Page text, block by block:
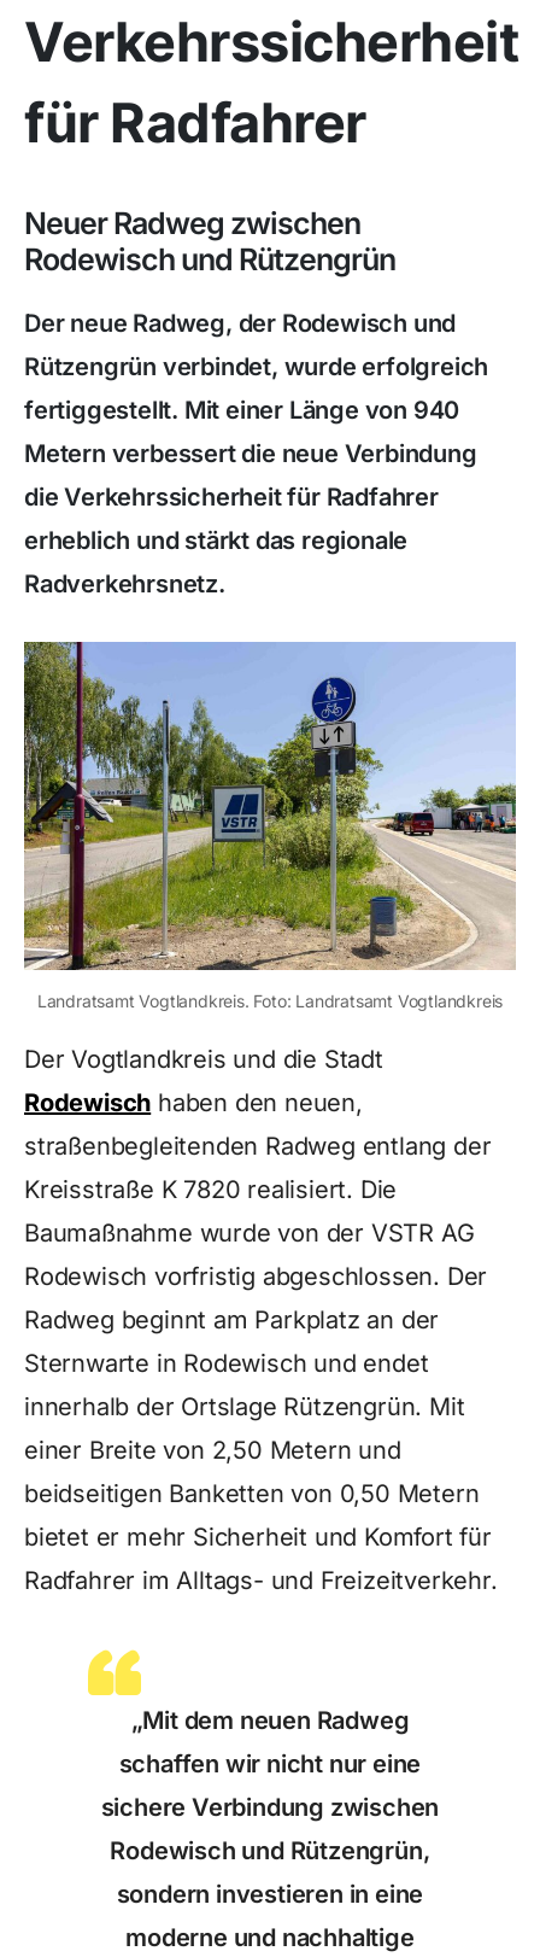
Verkehrssicherheit
für Radfahrer
Neuer Radweg zwischen
Rodewisch und Rützengrün
Der neue Radweg, der Rodewisch und
Rützengrün verbindet, wurde erfolgreich
fertiggestellt. Mit einer Länge von 940
Metern verbessert die neue Verbindung
die Verkehrssicherheit für Radfahrer
erheblich und stärkt das regionale
Radverkehrsnetz.
Landratsamt Vogtlandkreis. Foto: Landratsamt Vogtlandkreis
Der Vogtlandkreis und die Stadt
Rodewisch haben den neuen,
straßenbegleitenden Radweg entlang der
Kreisstraße K 7820 realisiert. Die
Baumaßnahme wurde von der VSTR AG
Rodewisch vorfristig abgeschlossen. Der
Radweg beginnt am Parkplatz an der
Sternwarte in Rodewisch und endet
innerhalb der Ortslage Rützengrün. Mit
einer Breite von 2,50 Metern und
beidseitigen Banketten von 0,50 Metern
bietet er mehr Sicherheit und Komfort für
Radfahrer im Alltags- und Freizeitverkehr.
„Mit dem neuen Radweg
schaffen wir nicht nur eine
sichere Verbindung zwischen
Rodewisch und Rützengrün,
sondern investieren in eine
moderne und nachhaltige